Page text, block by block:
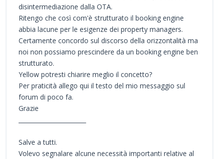
disintermediazione dalla OTA.
Ritengo che così com'è strutturato il booking engine
abbia lacune per le esigenze dei property managers.
Certamente concordo sul discorso della orizzontalità ma
noi non possiamo prescindere da un booking engine ben
strutturato.
Yellow potresti chiarire meglio il concetto?
Per praticità allego qui il testo del mio messaggio sul
forum di poco fa.
Grazie
Salve a tutti.
Volevo segnalare alcune necessità importanti relative al